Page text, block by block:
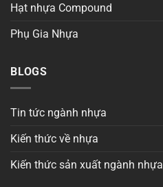
Hạt nhựa Compound
Phụ Gia Nhựa
BLOGS
Tin tức ngành nhựa
Kiến thức về nhựa
Kiến thức sản xuất ngành nhựa